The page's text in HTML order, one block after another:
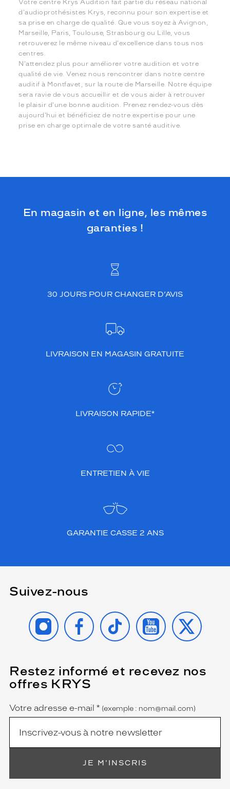
Votre centre Krys Audition fait partie du réseau national
d'audioprothésistes Krys, reconnu pour son expertise et
sa prise en charge de qualité. Que vous soyez à Avignon,
Marseille, Paris, Toulouse, Strasbourg ou Lille, vous
retrouverez le même niveau d'excellence dans tous nos
centres.
N'attendez plus pour améliorer votre audition et votre
qualité de vie. Venez nous rencontrer dans notre centre
auditif à Montfavet, sur la route de Marseille. Notre équipe
sera ravie de vous accueillir et de vous aider à retrouver
le plaisir d'une bonne audition. Prenez rendez-vous dès
aujourd'hui et bénéficiez de notre expertise pour une
prise en charge optimale de votre santé auditive.
En magasin et en ligne, les mêmes
garanties !
30 JOURS POUR CHANGER D’AVIS
LIVRAISON EN MAGASIN GRATUITE
LIVRAISON RAPIDE*
ENTRETIEN À VIE
GARANTIE CASSE 2 ANS
Suivez-nous
INSTAGRAMFACEBOOK
TIKTOK YOUTUBE
X
Restez informé et recevez nos
offres KRYS
Name
Votre adresse e-mail *
(Ce
champ
est
(exemple : nom@mail.com)
JE M'INSCRIS